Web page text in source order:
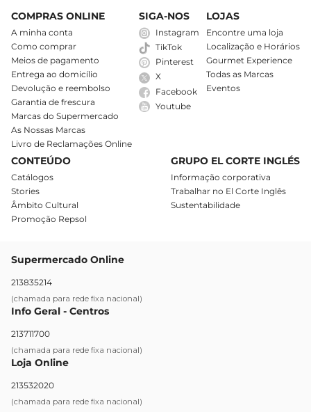
COMPRAS ONLINE
A minha conta
Como comprar
Meios de pagamento
Entrega ao domicílio
Devolução e reembolso
Garantia de frescura
Marcas do Supermercado
As Nossas Marcas
Livro de Reclamações Online
SIGA-NOS
Instagram
TikTok
Pinterest
X
Facebook
Youtube
LOJAS
Encontre uma loja
Localização e Horários
Gourmet Experience
Todas as Marcas
Eventos
CONTEÚDO
Catálogos
Stories
Âmbito Cultural
Promoção Repsol
GRUPO EL CORTE INGLÉS
Informação corporativa
Trabalhar no El Corte Inglês
Sustentabilidade
Supermercado Online
213835214
(chamada para rede fixa nacional)
Info Geral - Centros
213711700
(chamada para rede fixa nacional)
Loja Online
213532020
(chamada para rede fixa nacional)